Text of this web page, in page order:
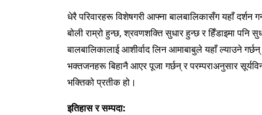
धेरै परिवारहरू विशेषगरी आफ्ना बालबालिकासँग यहाँ दर्शन
बोली राम्रो हुन्छ, श्रवणशक्ति सुधार हुन्छ र हिँडाइमा
बालबालिकालाई आशीर्वाद लिन आमाबाबुले यहाँ ल्याउने
भक्तजनहरू बिहानै आएर पूजा गर्छन् र परम्पराअनुसार
भक्तिको प्रतीक हो।
इतिहास र सम्पदा: